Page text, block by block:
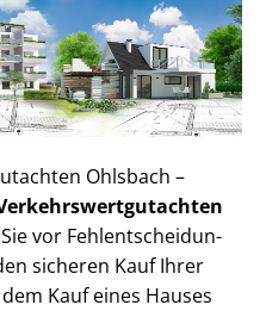
Ohlsbach –
vor Fehl­ent­schei­dun­
sicheren Kauf Ihrer
Kauf eines Hauses